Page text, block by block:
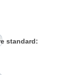
standard: